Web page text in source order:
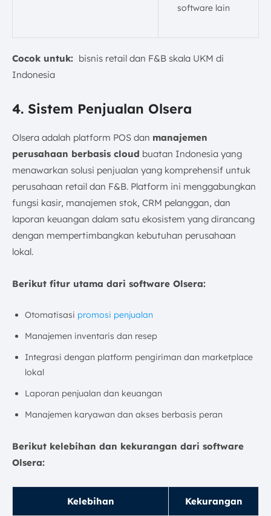
software lain
Cocok untuk: bisnis retail dan F&B skala UKM di
Indonesia
4. Sistem Penjualan Olsera
Olsera adalah platform POS dan manajemen
perusahaan berbasis cloud buatan Indonesia yang
menawarkan solusi penjualan yang komprehensif untuk
perusahaan retail dan F&B. Platform ini menggabungkan
fungsi kasir, manajemen stok, CRM pelanggan, dan
laporan keuangan dalam satu ekosistem yang dirancang
dengan mempertimbangkan kebutuhan perusahaan
lokal.
Berikut fitur utama dari software Olsera:
Otomatisasi promosi penjualan
Manajemen inventaris dan resep
Integrasi dengan platform pengiriman dan marketplace
lokal
Laporan penjualan dan keuangan
Manajemen karyawan dan akses berbasis peran
Berikut kelebihan dan kekurangan dari software
Olsera:
Kelebihan Kekurangan